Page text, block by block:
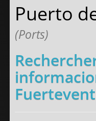
Puerto
(Ports)